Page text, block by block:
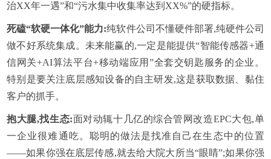
治XX年一遇”和“污水集中收集率达到XX%”的硬指标。
死磕“软硬一体化”能力:纯软件公司不懂硬件部署,纯硬件公司
做不好系统集成。未来能赢的,一定是能提供“智能传感器+通
信网关+AI算法平台+移动端应用”全套交钥匙服务的企业。
特别是要关注底层感知设备的自主研发,这是获取数据、黏住
客户的抓手。
抱大腿,找生态:面对动辄十几亿的综合管网改造EPC大包,单
一企业很难通吃。聪明的做法是找准自己在生态中的位置
——如果你强在底层传感,就去给大院大所当“眼睛”;如果你强